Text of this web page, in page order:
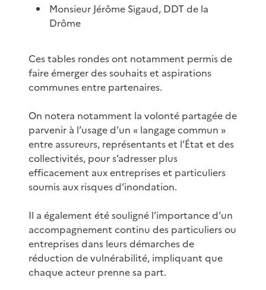
Monsieur Jérôme Sigaud, DDT de la
Drôme
Ces tables rondes ont notamment permis de
faire émerger des souhaits et aspirations
communes entre partenaires.
On notera notamment la volonté partagée de
parvenir à l’usage d’un « langage commun »
entre assureurs, représentants et l’État et des
collectivités, pour s’adresser plus
efficacement aux entreprises et particuliers
soumis aux risques d’inondation.
Il a également été souligné l’importance d’un
accompagnement continu des particuliers ou
entreprises dans leurs démarches de
réduction de vulnérabilité, impliquant que
chaque acteur prenne sa part.